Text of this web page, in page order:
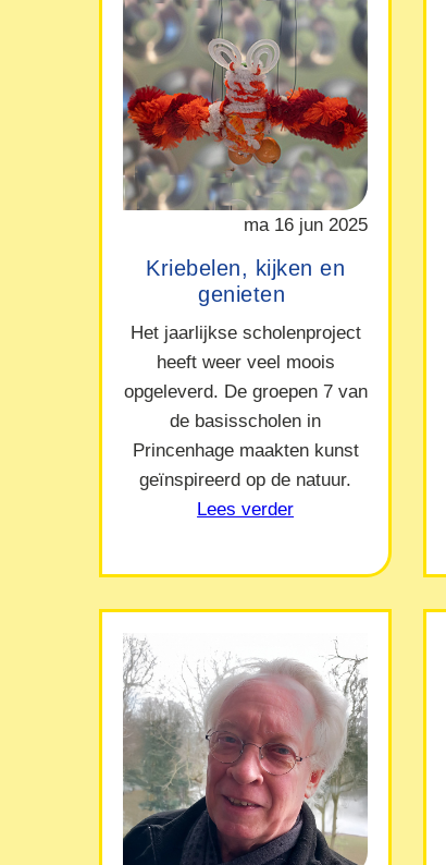
ma 16 jun 2025
Kriebelen, kijken en
genieten
Het jaarlijkse scholenproject
heeft weer veel moois
opgeleverd. De groepen 7 van
de basisscholen in
Princenhage maakten kunst
geïnspireerd op de natuur.
Lees verder